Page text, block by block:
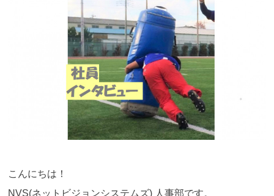
こんにちは！
NVS(ネットビジョンシステムズ) 人事部です。